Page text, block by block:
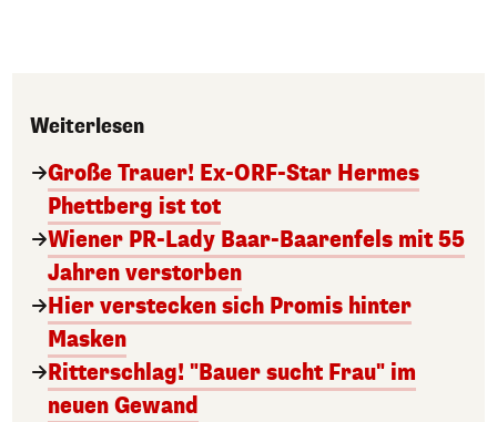
Weiterlesen
Große Trauer! Ex-ORF-Star Hermes
Phettberg ist tot
Wiener PR-Lady Baar-Baarenfels mit 55
Jahren verstorben
Hier verstecken sich Promis hinter
Masken
Ritterschlag! "Bauer sucht Frau" im
neuen Gewand